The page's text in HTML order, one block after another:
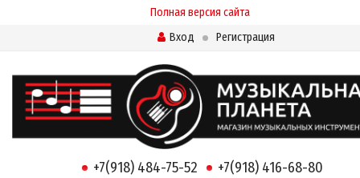
Полная версия сайта
Вход
Регистрация
+7(918) 484-75-52 +7(918) 416-68-80